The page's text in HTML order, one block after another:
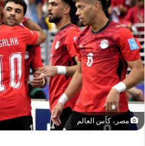
مصر، كأس العالم